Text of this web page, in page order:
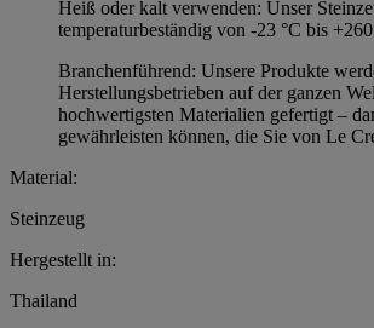
Heiß oder kalt verwenden: Unser
temperaturbeständig von -23 °C bis
Branchenführend: Unsere Produkte
Herstellungsbetrieben auf der ganzen
hochwertigsten Materialien gefertigt –
gewährleisten können, die Sie von Le
Material:
Steinzeug
Hergestellt in:
Thailand